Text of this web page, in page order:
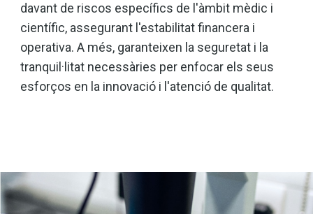
davant de riscos específics de l'àmbit mèdic i
científic, assegurant l'estabilitat financera i
operativa. A més, garanteixen la seguretat i la
tranquil·litat necessàries per enfocar els seus
esforços en la innovació i l'atenció de qualitat.